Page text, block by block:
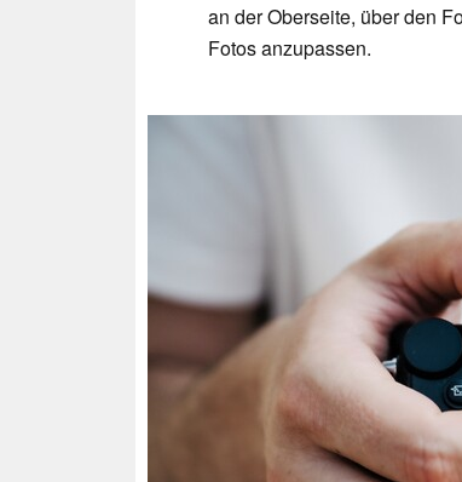
an der Oberseite, über den
Fotos anzupassen.